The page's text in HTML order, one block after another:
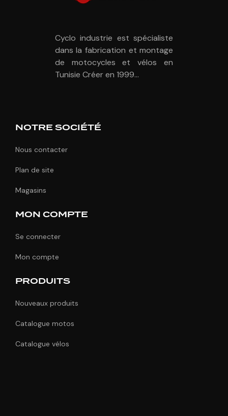
Cyclo industrie est spécialiste
dans la fabrication et montage
de motocycles et vélos en
Tunisie Créer en 1999...
NOTRE SOCIÉTÉ
Nous contacter
Plan de site
Magasins
MON COMPTE
Se connecter
Mon compte
PRODUITS
Nouveaux produits
Catalogue motos
Catalogue vélos